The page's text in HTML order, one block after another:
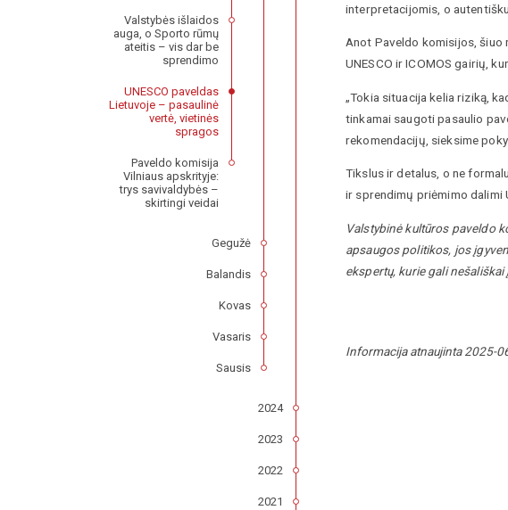
interpretacijomis, o
Anot Paveldo komisijos,
UNESCO ir ICOMOS gairių,
„Tokia situacija kelia riziką,
tinkamai saugoti pasaulio
rekomendacijų, sieksime
Tikslus ir detalus, o ne
ir sprendimų priėmimo dalimi
Valstybinė kultūros paveldo
apsaugos politikos, jos
ekspertų, kurie gali
Informacija atnaujinta 2025-
Valstybės išlaidos
auga, o Sporto rūmų
ateitis – vis dar be
sprendimo
UNESCO paveldas
Lietuvoje – pasaulinė
vertė, vietinės
spragos
Paveldo komisija
Vilniaus apskrityje:
trys savivaldybės –
skirtingi veidai
Gegužė
Balandis
Kovas
Vasaris
Sausis
2024
2023
2022
2021